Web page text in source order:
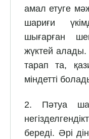
амал етуге
шариғи
шығарған
жүктей
тарап та,
міндетті
2. Пәтуа
береді. Әрі